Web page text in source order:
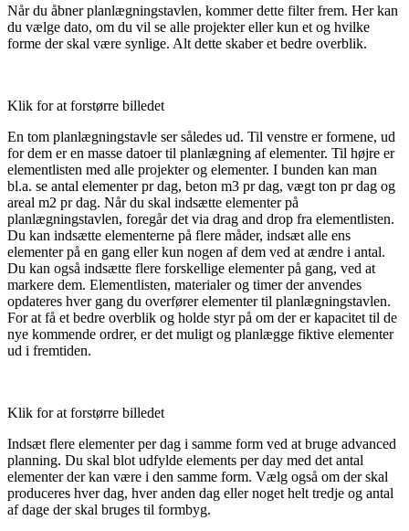
Når du åbner planlægningstavlen, kommer dette filter frem. Her kan
du vælge dato, om du vil se alle projekter eller kun et og hvilke
forme der skal være synlige. Alt dette skaber et bedre overblik.
Klik for at forstørre billedet
En tom planlægningstavle ser således ud. Til venstre er formene, ud
for dem er en masse datoer til planlægning af elementer. Til højre er
elementlisten med alle projekter og elementer. I bunden kan man
bl.a. se antal elementer pr dag, beton m3 pr dag, vægt ton pr dag og
areal m2 pr dag. Når du skal indsætte elementer på
planlægningstavlen, foregår det via drag and drop fra elementlisten.
Du kan indsætte elementerne på flere måder, indsæt alle ens
elementer på en gang eller kun nogen af dem ved at ændre i antal.
Du kan også indsætte flere forskellige elementer på gang, ved at
markere dem. Elementlisten, materialer og timer der anvendes
opdateres hver gang du overfører elementer til planlægningstavlen.
For at få et bedre overblik og holde styr på om der er kapacitet til de
nye kommende ordrer, er det muligt og planlægge fiktive elementer
ud i fremtiden.
Klik for at forstørre billedet
Indsæt flere elementer per dag i samme form ved at bruge advanced
planning. Du skal blot udfylde elements per day med det antal
elementer der kan være i den samme form. Vælg også om der skal
produceres hver dag, hver anden dag eller noget helt tredje og antal
af dage der skal bruges til formbyg.